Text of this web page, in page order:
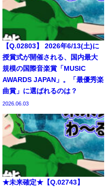
【Q.02803】 2026年6/13(土)に
授賞式が開催される、国内最大
規模の国際音楽賞「MUSIC
AWARDS JAPAN」。「最優秀楽
曲賞」に選ばれるのは？
2026.06.03
★未来確定★【Q.02743】